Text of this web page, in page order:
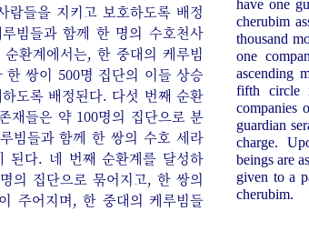
람들을 지키고 보호하도록 배정
빔들과 함께 한 명의 수호천사
환계에서는, 한 중대의 케루빔
한 쌍이 500명 집단의 이들 상승
도록 배정된다. 다섯 번째 순환
재들은 약 100명의 집단으로 분
빔들과 함께 한 쌍의 수호 세라
된다. 네 번째 순환계를 달성하
의 집단으로 묶어지고, 한 쌍의
주어지며, 한 중대의 케루빔들
have one
cherubim
thousand
one
ascending
fifth circle
companies
guardian
charge.
beings are
given to a
cherubim.